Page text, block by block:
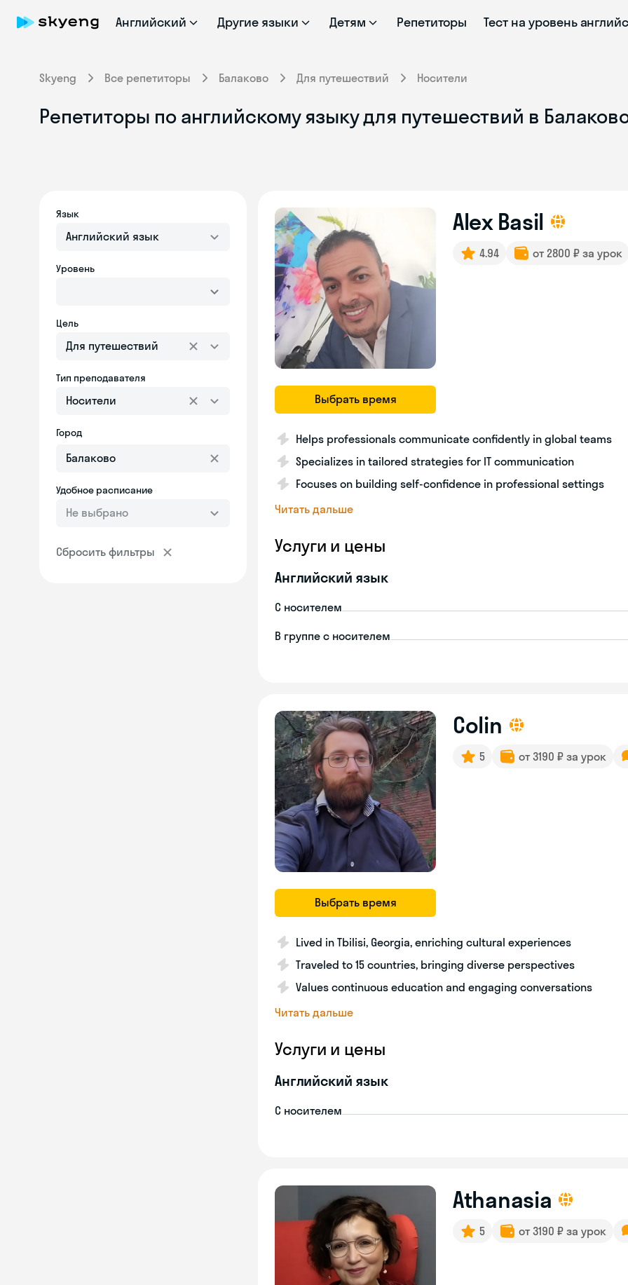
Английский Другие языки Детям Репетиторы Тест на уровень
Skyeng Все репетиторы Балаково Для путешествий Носители
Репетиторы по английскому языку для путешествий в
Язык
Английский язык
Уровень
Цель
Для путешествий
Тип преподавателя
Носители
Город
Удобное расписание
Не выбрано
Сбросить фильтры
Выбрать время
Alex Basil
4.94 от 2800 ₽ за урок
Helps professionals communicate confidently in global teams
Specializes in tailored strategies for IT communication
Focuses on building self-confidence in professional settings
Читать дальше
Услуги и цены
Английский язык
С носителем
В группе с носителем
Выбрать время
Colin
5 от 3190 ₽ за урок
Lived in Tbilisi, Georgia, enriching cultural experiences
Traveled to 15 countries, bringing diverse perspectives
Values continuous education and engaging conversations
Читать дальше
Услуги и цены
Английский язык
С носителем
Athanasia
5 от 3190 ₽ за урок